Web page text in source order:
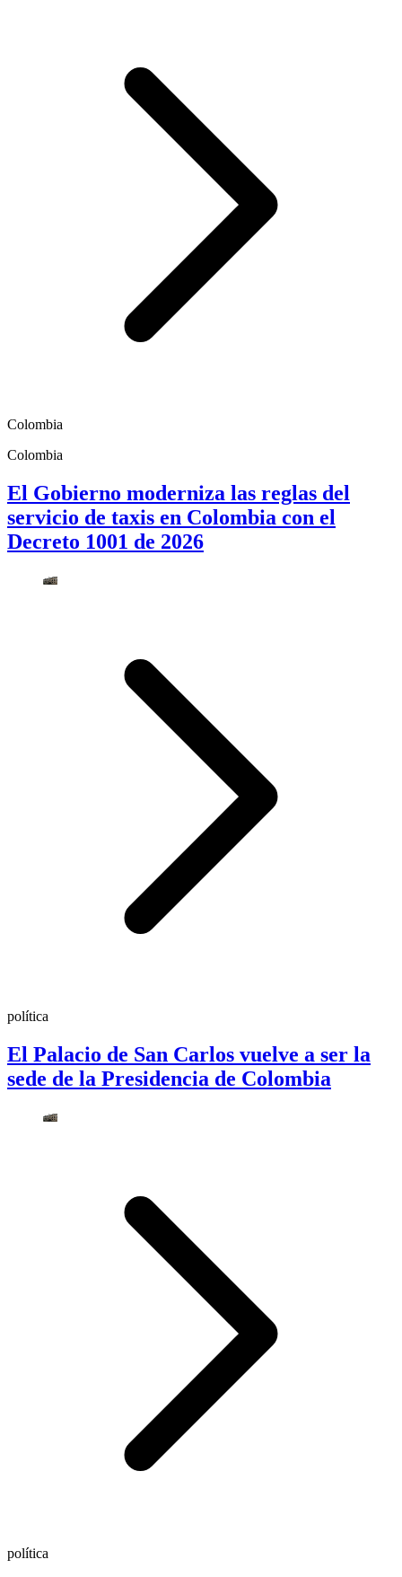
Colombia
Colombia
El Gobierno moderniza las reglas del
servicio de taxis en Colombia con el
Decreto 1001 de 2026
política
El Palacio de San Carlos vuelve a ser la
sede de la Presidencia de Colombia
política